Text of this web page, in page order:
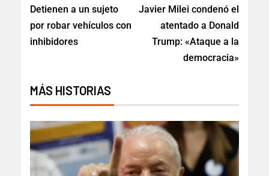
Detienen a un sujeto
por robar vehículos con
inhibidores
Javier Milei condenó el
atentado a Donald
Trump: «Ataque a la
democracia»
MÁS HISTORIAS